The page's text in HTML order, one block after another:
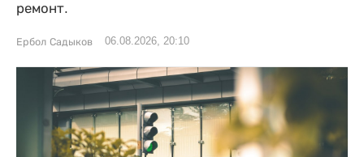
ремонт.
Ербол Садыков 06.08.2026, 20:10